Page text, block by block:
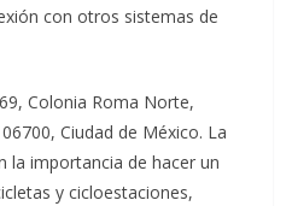
con otros sistemas de
Colonia Roma Norte,
Ciudad de México. La
la importancia de hacer un
y cicloestaciones,